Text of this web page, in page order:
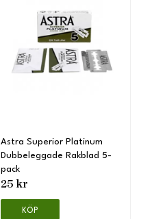
Astra Superior Platinum
Dubbeleggade Rakblad 5-
pack
25 kr
KÖP